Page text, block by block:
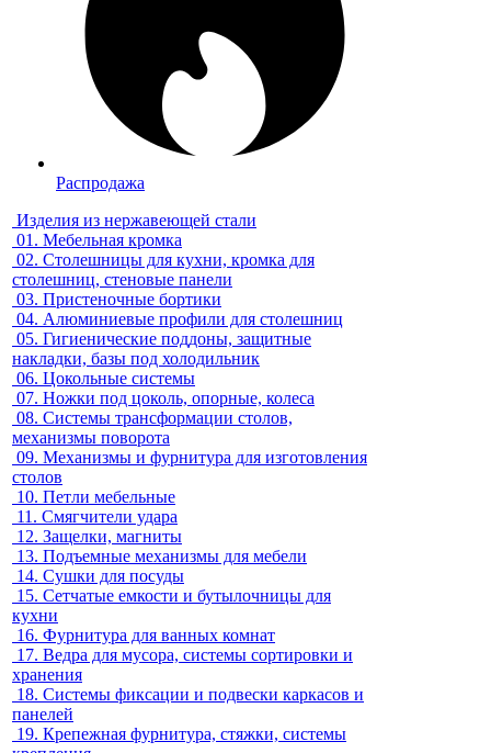
Распродажа
Изделия из нержавеющей стали
01. Мебельная кромка
02. Столешницы для кухни, кромка для
столешниц, стеновые панели
03. Пристеночные бортики
04. Алюминиевые профили для столешниц
05. Гигиенические поддоны, защитные
накладки, базы под холодильник
06. Цокольные системы
07. Ножки под цоколь, опорные, колеса
08. Системы трансформации столов,
механизмы поворота
09. Механизмы и фурнитура для изготовления
столов
10. Петли мебельные
11. Смягчители удара
12. Защелки, магниты
13. Подъемные механизмы для мебели
14. Сушки для посуды
15. Сетчатые емкости и бутылочницы для
кухни
16. Фурнитура для ванных комнат
17. Ведра для мусора, системы сортировки и
хранения
18. Системы фиксации и подвески каркасов и
панелей
19. Крепежная фурнитура, стяжки, системы